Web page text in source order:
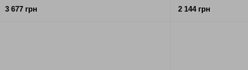
3 677 грн
2 144 грн